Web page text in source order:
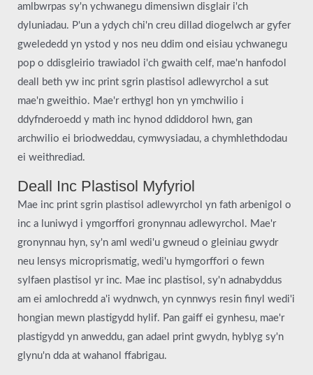
amlbwrpas sy'n ychwanegu dimensiwn disglair i'ch
dyluniadau. P'un a ydych chi'n creu dillad diogelwch ar gyfer
gwelededd yn ystod y nos neu ddim ond eisiau ychwanegu
pop o ddisgleirio trawiadol i'ch gwaith celf, mae'n hanfodol
deall beth yw inc print sgrin plastisol adlewyrchol a sut
mae'n gweithio. Mae'r erthygl hon yn ymchwilio i
ddyfnderoedd y math inc hynod ddiddorol hwn, gan
archwilio ei briodweddau, cymwysiadau, a chymhlethdodau
ei weithrediad.
Deall Inc Plastisol Myfyriol
Mae inc print sgrin plastisol adlewyrchol yn fath arbenigol o
inc a luniwyd i ymgorffori gronynnau adlewyrchol. Mae'r
gronynnau hyn, sy'n aml wedi'u gwneud o gleiniau gwydr
neu lensys microprismatig, wedi'u hymgorffori o fewn
sylfaen plastisol yr inc. Mae inc plastisol, sy'n adnabyddus
am ei amlochredd a'i wydnwch, yn cynnwys resin finyl wedi'i
hongian mewn plastigydd hylif. Pan gaiff ei gynhesu, mae'r
plastigydd yn anweddu, gan adael print gwydn, hyblyg sy'n
glynu'n dda at wahanol ffabrigau.